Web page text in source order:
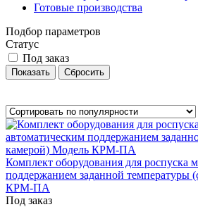
Готовые производства
Подбор параметров
Статус
Под заказ
Комплект оборудования для роспуска
поддержанием заданной температуры
КРМ-ПА
Под заказ